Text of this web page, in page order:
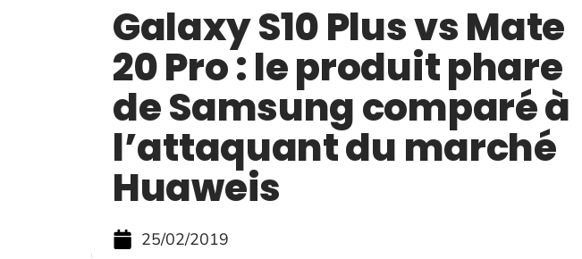
Galaxy S10 Plus vs Mate
20 Pro : le produit phare
de Samsung comparé à
l’attaquant du marché
Huaweis
25/02/2019